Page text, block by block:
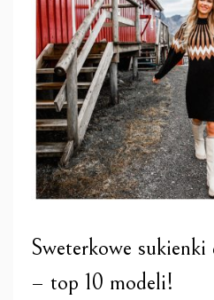
Sweterkowe
– top 10 modeli!